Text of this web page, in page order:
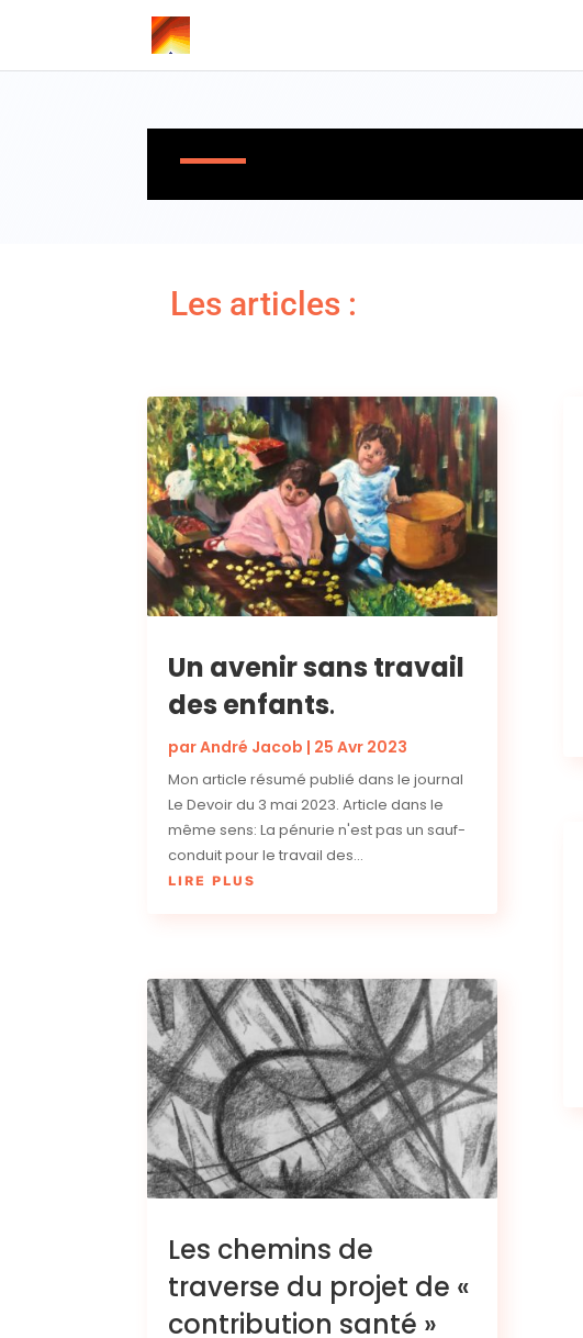
Les articles :
Un avenir sans travail
des enfants.
parAndré Jacob | 25 Avr 2023
Mon article résumé publié dans le journal
Le Devoir du 3 mai 2023. Article dans le
même sens: La pénurie n'est pas un sauf-
conduit pour le travail des...
LIRE PLUS
Les chemins de
traverse du projet de «
contribution santé »